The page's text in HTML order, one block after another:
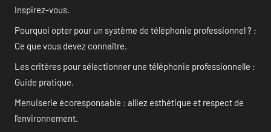
Inspirez-vous.
Pourquoi opter pour un système de téléphonie professionnel ? :
Ce que vous devez connaître.
Les critères pour sélectionner une téléphonie professionnelle :
Guide pratique.
Menuiserie écoresponsable : alliez esthétique et respect de
l’environnement.